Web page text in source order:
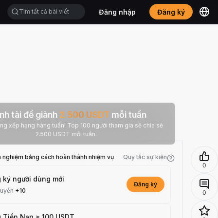
Đăng nhập Đăng ký
tài để giành 2.500 USDT mỗi tuần
hàng tuần! Top 100 người tham gia sẽ chia sẻ
2.500 USDT mỗi tuần.
nghiệm bằng cách hoàn thành nhiệm vụ Quy tắc sự kiện
ký người dùng mới
+10
Đăng ký
0
0